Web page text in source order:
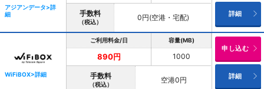
アジアンデータ>詳
細
手数料
（税込） 0円(空港・宅配) 詳細
WiFiBOX>詳細
ご利用料金/日 容量(MB)
890円 1000
手数料
（税込） 空港0円
申し込む
詳細